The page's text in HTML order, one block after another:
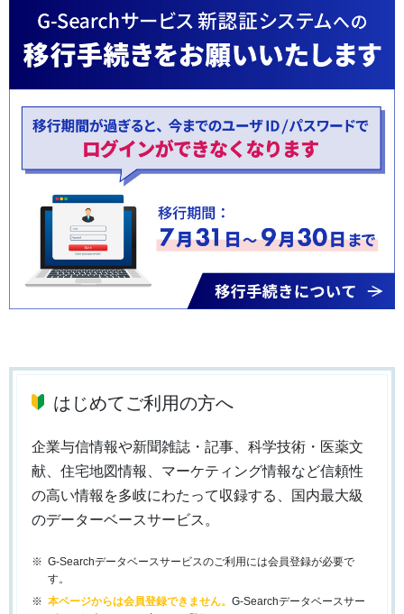
はじめてご利用の方へ
企業与信情報や新聞雑誌・記事、科学技術・医薬文
献、住宅地図情報、マーケティング情報など信頼性
の高い情報を多岐にわたって収録する、国内最大級
のデーターベースサービス。
G-Searchデータベースサービスのご利用には会員登録が必要で
す。
本ページからは会員登録できません。 G-Searchデータベースサー